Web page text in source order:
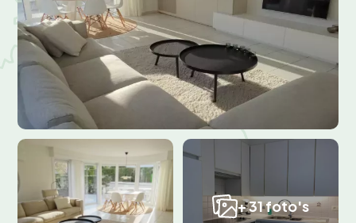
+ 31 foto's